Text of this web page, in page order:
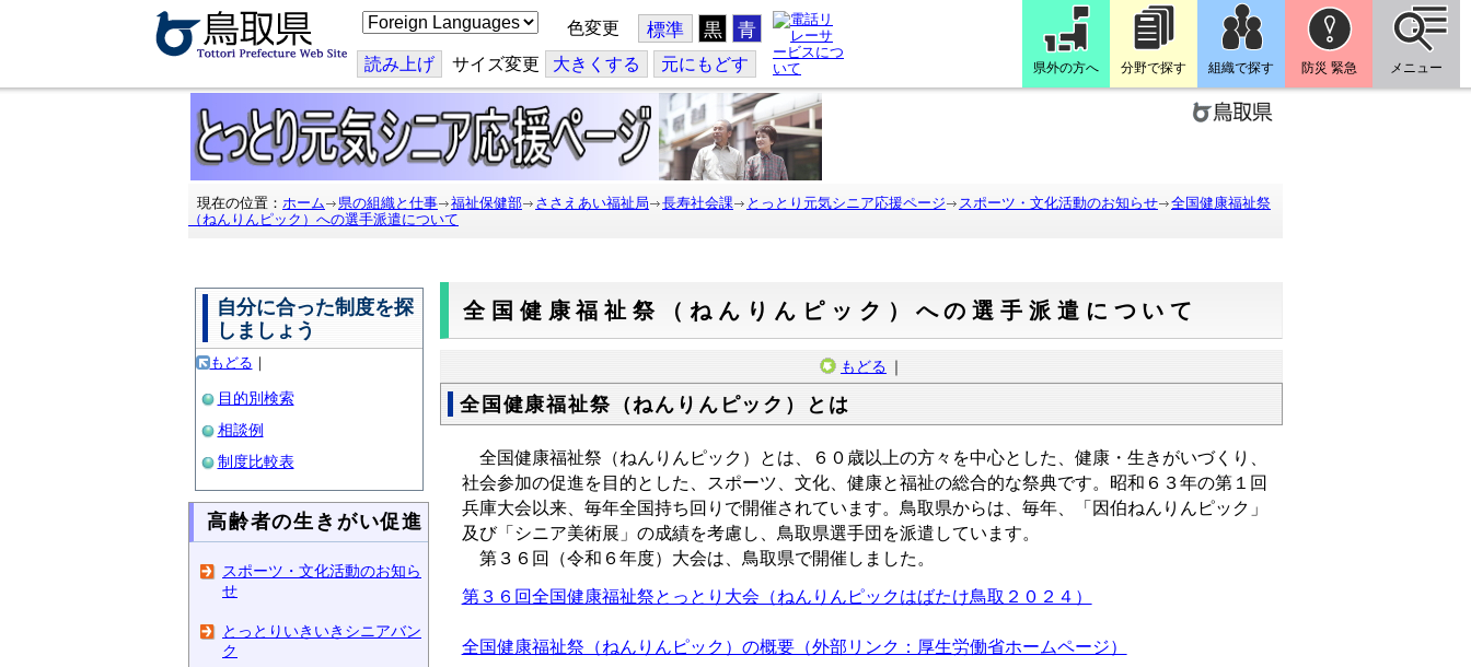
こ
の
ジ
を
翻
訳
す
る
色変更 標準 黒 青
読み上げ サイズ変更 大きくする 元にもどす 県外の方へ 分野で探す 組織で探す 防災 緊急 メニュー
現在の位置： ホーム 県の組織と仕事 福祉保健部 ささえあい福祉局 長寿社会課 とっとり元気シニア応援ページ スポーツ・文化活動のお知らせ
全国健康福祉祭
（ねんりんピック）への選手派遣について
自分に合った制度を探
しましょう
もどる ｜
目的別検索
相談例
制度比較表
高齢者の生きがい促進
スポーツ・文化活動のお知ら
せ
とっとりいきいきシニアバン
ク
全国健康福祉祭（ねんりんピック）への選手派遣について
もどる ｜
全国健康福祉祭（ねんりんピック）とは
全国健康福祉祭（ねんりんピック）とは、６０歳以上の方々を中心とした、健康・生きがいづくり、
社会参加の促進を目的とした、スポーツ、文化、健康と福祉の総合的な祭典です。昭和６３年の第１回
兵庫大会以来、毎年全国持ち回りで開催されています。鳥取県からは、毎年、「因伯ねんりんピック」
及び「シニア美術展」の成績を考慮し、鳥取県選手団を派遣しています。
第３６回（令和６年度）大会は、鳥取県で開催しました。
第３６回全国健康福祉祭とっとり大会（ねんりんピックはばたけ鳥取２０２４）
全国健康福祉祭（ねんりんピック）の概要（外部リンク：厚生労働省ホームページ）